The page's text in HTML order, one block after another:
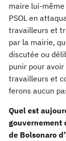
maire lui-même
PSOL en
travailleurs et
par la mairie,
discutée ou
punir pour
travailleurs et
ferons aucun
Quel est
gouvernement
de Bolsonaro